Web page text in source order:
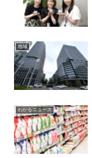
地域
わかるニュース